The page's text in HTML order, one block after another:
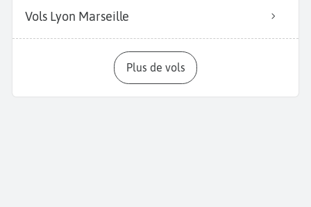
Vols Lyon Marseille
Plus de vols